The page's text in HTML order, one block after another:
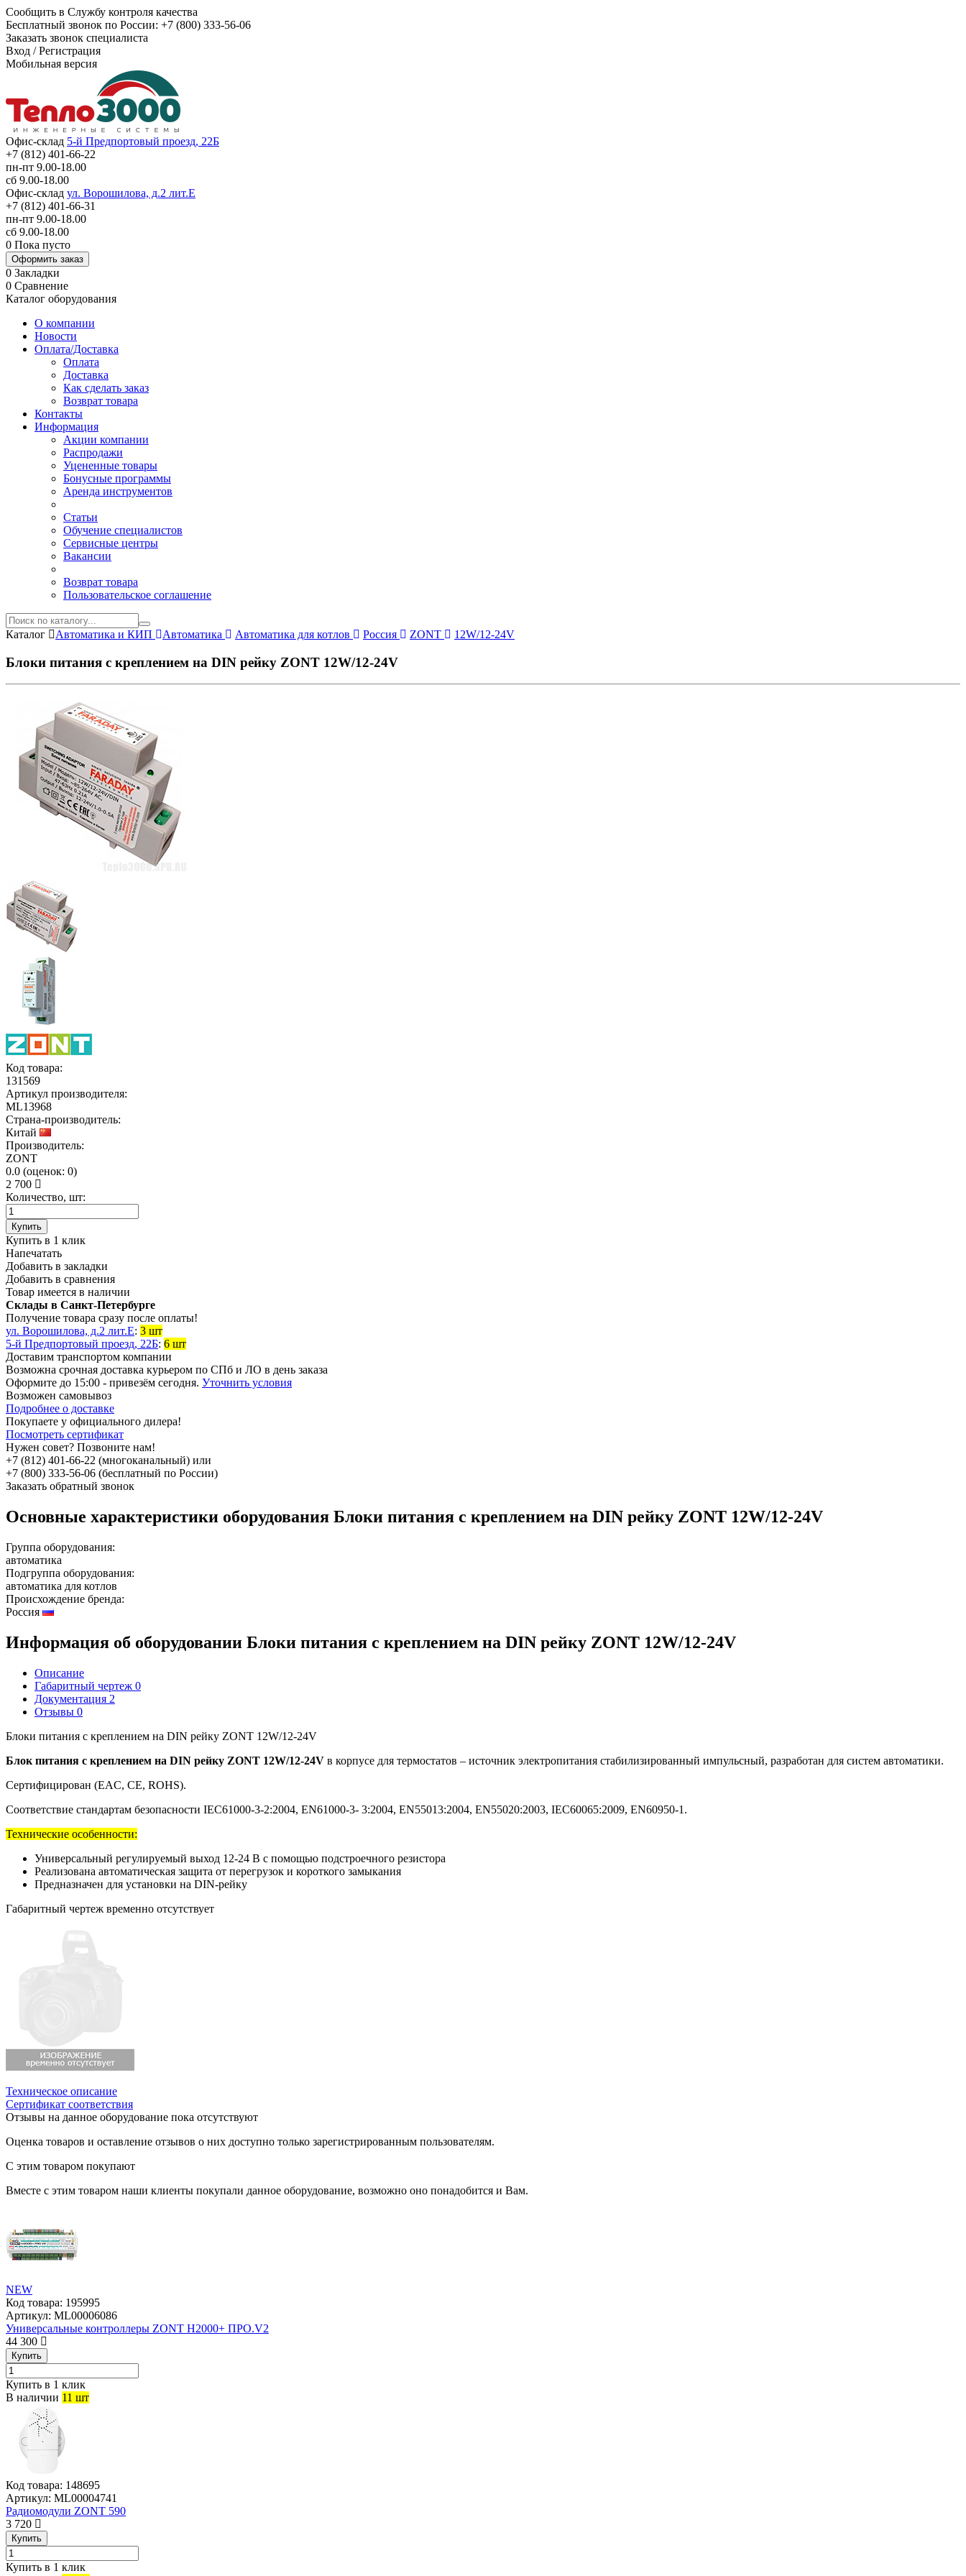
Сообщить в Службу контроля качества
Бесплатный звонок по России: +7 (800) 333-56-06
Заказать звонок специалиста
Вход /Регистрация
Мобильная версия
Офис-склад 5-й Предпортовый проезд, 22Б
+7 (812) 401-66-22
пн-пт 9.00-18.00
сб 9.00-18.00
Офис-склад ул. Ворошилова, д.2 лит.Е
+7 (812) 401-66-31
пн-пт 9.00-18.00
сб 9.00-18.00
0 Пока пусто
Оформить заказ
0 Закладки
0 Сравнение
Каталог оборудования
О компании
Новости
Оплата/Доставка
Оплата
Доставка
Как сделать заказ
Возврат товара
Контакты
Информация
Акции компании
Распродажи
Уцененные товары
Бонусные программы
Аренда инструментов
Статьи
Обучение специалистов
Сервисные центры
Вакансии
Возврат товара
Пользовательское соглашение
Каталог Автоматика и КИП Автоматика Автоматика для котлов Россия ZONT 12W/12-24V
Блоки питания с креплением на DIN рейку ZONT 12W/12-24V
Код товара:
131569
Артикул производителя:
ML13968
Страна-производитель:
Китай
Производитель:
ZONT
0.0 (оценок: 0)
2 700
Количество, шт:
Купить
Купить в 1 клик
Напечатать
Добавить в закладки
Добавить в сравнения
Товар имеется в наличии
Склады в Санкт-Петербурге
Получение товара сразу после оплаты!
ул. Ворошилова, д.2 лит.Е: 3 шт
5-й Предпортовый проезд, 22Б: 6 шт
Доставим транспортом компании
Возможна срочная доставка курьером по СПб и ЛО в день заказа
Оформите до 15:00 - привезём сегодня. Уточнить условия
Возможен самовывоз
Подробнее о доставке
Покупаете у официального дилера!
Посмотреть сертификат
Нужен совет? Позвоните нам!
+7 (812) 401-66-22 (многоканальный) или
+7 (800) 333-56-06 (бесплатный по России)
Заказать обратный звонок
Основные характеристики оборудования Блоки питания с креплением на DIN рейку ZONT 12W/12-24V
Группа оборудования:
автоматика
Подгруппа оборудования:
автоматика для котлов
Происхождение бренда:
Россия
Информация об оборудовании Блоки питания с креплением на DIN рейку ZONT 12W/12-24V
Описание
Габаритный чертеж 0
Документация 2
Отзывы 0
Блоки питания с креплением на DIN рейку ZONT 12W/12-24V
Блок питания с креплением на DIN рейку ZONT 12W/12-24V в корпусе для термостатов – источник электропитания стабилизированный импульсный, разработан для систем автоматики.
Сертифицирован (EAC, CE, ROHS).
Соответствие стандартам безопасности IEC61000-3-2:2004, EN61000-3- 3:2004, EN55013:2004, EN55020:2003, IEC60065:2009, EN60950-1.
Технические особенности:
Универсальный регулируемый выход 12-24 В с помощью подстроечного резистора
Реализована автоматическая защита от перегрузок и короткого замыкания
Предназначен для установки на DIN-рейку
Габаритный чертеж временно отсутствует
Техническое описание
Сертификат соответствия
Отзывы на данное оборудование пока отсутствуют
Оценка товаров и оставление отзывов о них доступно только зарегистрированным пользователям.
С этим товаром покупают
Вместе с этим товаром наши клиенты покупали данное оборудование, возможно оно понадобится и Вам.
NEW
Код товара: 195995
Артикул: ML00006086
Универсальные контроллеры ZONT H2000+ ПРО.V2
44 300
Купить
Купить в 1 клик
В наличии 11 шт
Код товара: 148695
Артикул: ML00004741
Радиомодули ZONT 590
3 720
Купить
Купить в 1 клик